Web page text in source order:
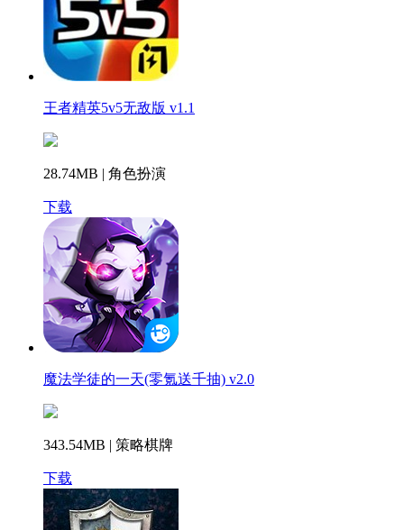
王者精英5v5无敌版 v1.1
28.74MB | 角色扮演
下载
魔法学徒的一天(零氪送千抽) v2.0
343.54MB | 策略棋牌
下载